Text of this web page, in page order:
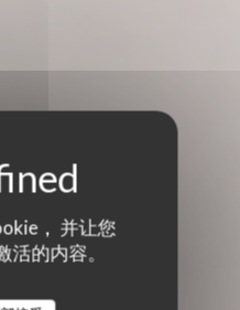
， 并让您
的内容。